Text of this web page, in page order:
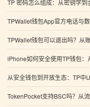
TP 密码怎么组成：从密钥学到金融合规的
TPWallet钱包App官方电话与数字支
TPWallet钱包可以退出吗？从账
iPhone如何安全使用TP钱包：从数
从安全钱包到开放生态：TP中
TokenPocket支持BSC吗？从流